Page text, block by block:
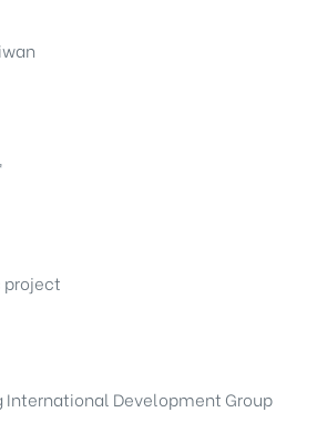
project
International Development Group